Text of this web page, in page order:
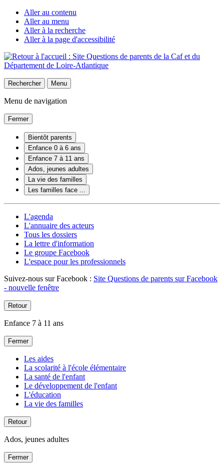
Aller au contenu
Aller au menu
Aller à la recherche
Aller à la page d'accessibilité
Rechercher Menu
Menu de navigation
Fermer
Bientôt parents
Enfance 0 à 6 ans
Enfance 7 à 11 ans
Ados, jeunes adultes
La vie des familles
Les familles face ...
L'agenda
L'annuaire des acteurs
Tous les dossiers
La lettre d'information
Le groupe Facebook
L'espace pour les professionnels
Suivez-nous sur Facebook : Site Questions de parents sur Facebook
- nouvelle fenêtre
Retour
Enfance 7 à 11 ans
Fermer
Les aides
La scolarité à l'école élémentaire
La santé de l'enfant
Le développement de l'enfant
L'éducation
La vie des familles
Retour
Ados, jeunes adultes
Fermer